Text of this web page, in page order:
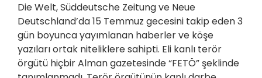
Die Welt, Süddeutsche Zeitung ve Neue
Deutschland’da 15 Temmuz gecesini takip eden 3
gün boyunca yayımlanan haberler ve köşe
yazıları ortak niteliklere sahipti. Eli kanlı terör
örgütü hiçbir Alman gazetesinde “FETÖ” şeklinde